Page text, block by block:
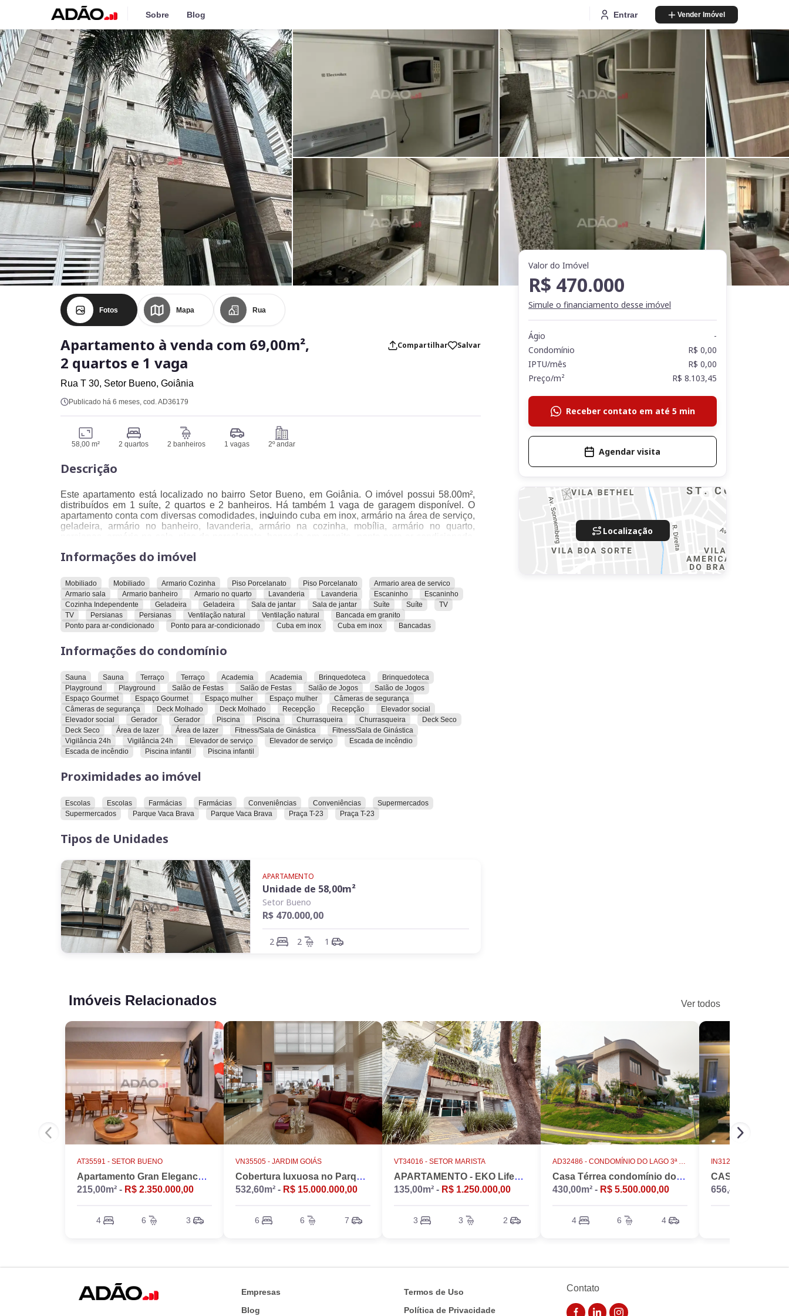
Sobre Blog Entrar Vender Imóvel
Fotos Mapa Rua
Apartamento à venda com 69,00m²,
2 quartos e 1 vaga
Compartilhar Salvar
Rua T 30, Setor Bueno, Goiânia
Publicado há 6 meses, cod. AD36179
58,00 m² 2 quartos 2 banheiros 1 vagas 2º andar
Descrição
Este apartamento está localizado no bairro Setor Bueno, em Goiânia. O imóvel possui 58.00m²,
distribuídos em 1 suíte, 2 quartos e 2 banheiros. Há também 1 vaga de garagem disponível. O
apartamento conta com diversas comodidades, incluindo cuba em inox, armário na área de serviço,
geladeira, armário no banheiro, lavanderia, armário na cozinha, mobília, armário no quarto,
câmeras de segurança, churrasqueira, deck molhado, deck seco, elevador de serviço, elevador
social, escada de incêndio, espaço gourmet, espaço mulher, fitness/sala de ginástica, gerador,
piscina, piscina infantil, playground, recepção, salão de festas, salão de jogos, sauna, terraço e
vigilância 24h.
Em termos de localização, o apartamento está próximo a farmácias, escolas, conveniências,
Informações do imóvel
Mobiliado Mobiliado Armario Cozinha Piso Porcelanato Piso Porcelanato
Armario area de servico
Armario sala
Armario banheiro Armario no quarto Lavanderia Lavanderia Escaninho
Escaninho
Cozinha Independente
Geladeira Geladeira Sala de jantar Sala de jantar Suíte Suíte
TV
TV
Persianas Persianas Ventilação natural Ventilação natural
Bancada em granito
Ponto para ar-condicionado
Ponto para ar-condicionado Cuba em inox Cuba em inox Bancadas
Informações do condomínio
Sauna Sauna Terraço Terraço Academia Academia Brinquedoteca
Brinquedoteca
Playground
Playground Salão de Festas Salão de Festas Salão de Jogos
Salão de Jogos
Espaço Gourmet
Espaço Gourmet Espaço mulher Espaço mulher
Câmeras de segurança
Câmeras de segurança
Deck Molhado Deck Molhado Recepção Recepção
Elevador social
Elevador social
Gerador Gerador Piscina Piscina Churrasqueira Churrasqueira
Deck Seco
Deck Seco
Área de lazer Área de lazer Fitness/Sala de Ginástica
Fitness/Sala de Ginástica
Vigilância 24h
Vigilância 24h Elevador de serviço Elevador de serviço
Escada de incêndio
Escada de incêndio
Piscina infantil Piscina infantil
Proximidades ao imóvel
Escolas Escolas Farmácias Farmácias Conveniências Conveniências
Supermercados
Supermercados
Parque Vaca Brava Parque Vaca Brava Praça T-23 Praça T-23
Tipos de Unidades
APARTAMENTO
Unidade de 58,00m²
Setor Bueno
R$ 470.000,00
2 2 1
Valor do Imóvel
R$ 470.000
Simule o financiamento desse imóvel
Ágio
-
Condomínio
R$ 0,00
IPTU/mês
R$ 0,00
Preço/m²
R$ 8.103,45
Receber contato em até 5 min
Agendar visita
Localização
Imóveis Relacionados Ver todos
AT35591 - SETOR BUENO
Apartamento Gran Elegance - 4 suites + Home Office
215,00m² - R$ 2.350.000,00
4 6 3
VN35505 - JARDIM GOIÁS
Cobertura luxuosa no Parque Flamboyant, Jardim Goiás. Duplex, 533m2, 4 suítes, Piscina, 7 vagas, nascente.
532,60m² - R$ 15.000.000,00
6 6 7
VT34016 - SETOR MARISTA
APARTAMENTO - EKO LifeStyle
135,00m² - R$ 1.250.000,00
3 3 2
AD32486 - CONDOMÍNIO DO LAGO 3ª ETAPA
Casa Térrea condomínio do lago 4 suítes altíssimo padrão
430,00m² - R$ 5.500.000,00
4 6 4
IN31231 -
656,47m² -
Empresas
Blog
Termos de Uso
Política de Privacidade
Contato